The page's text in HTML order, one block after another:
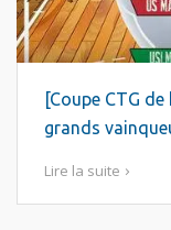
[Coupe CTG
grands
Lire la suite